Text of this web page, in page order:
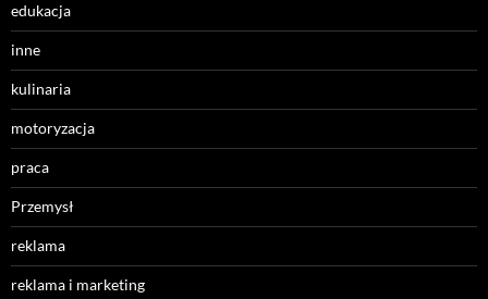
edukacja
inne
kulinaria
motoryzacja
praca
Przemysł
reklama
reklama i marketing